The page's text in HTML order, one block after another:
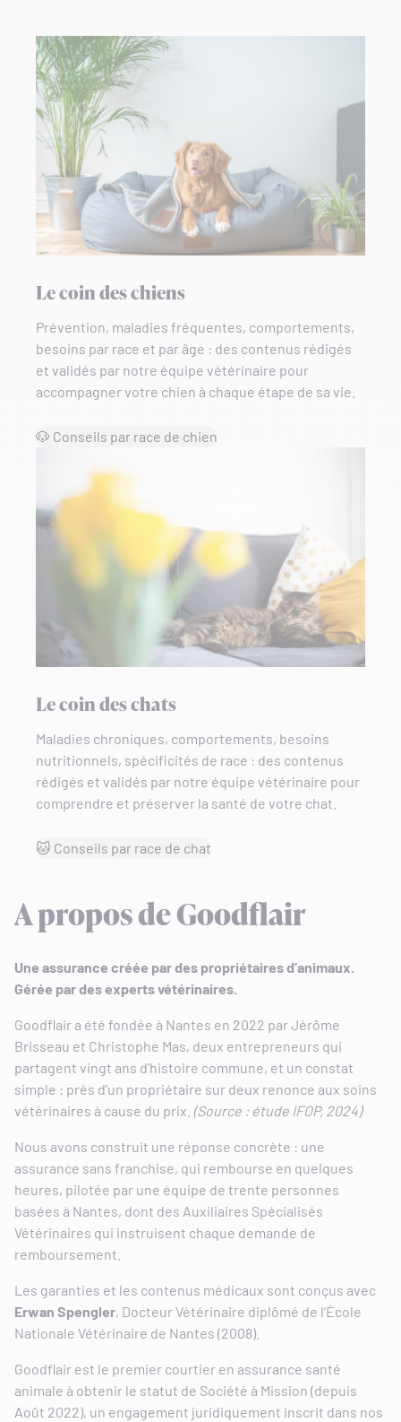
Le coin des chiens
Prévention, maladies fréquentes, comportements,
besoins par race et par âge : des contenus rédigés
et validés par notre équipe vétérinaire pour
accompagner votre chien à chaque étape de sa vie.
🐶 Conseils par race de chien
Le coin des chats
Maladies chroniques, comportements, besoins
nutritionnels, spécificités de race : des contenus
rédigés et validés par notre équipe vétérinaire pour
comprendre et préserver la santé de votre chat.
🐱 Conseils par race de chat
A propos de Goodflair
Une assurance créée par des propriétaires d’animaux.
Gérée par des experts vétérinaires.
Goodflair a été fondée à Nantes en 2022 par Jérôme
Brisseau et Christophe Mas, deux entrepreneurs qui
partagent vingt ans d’histoire commune, et un constat
simple : près d’un propriétaire sur deux renonce aux soins
vétérinaires à cause du prix. (Source : étude IFOP, 2024)
Nous avons construit une réponse concrète : une
assurance sans franchise, qui rembourse en quelques
heures, pilotée par une équipe de trente personnes
basées à Nantes, dont des Auxiliaires Spécialisés
Vétérinaires qui instruisent chaque demande de
remboursement.
Les garanties et les contenus médicaux sont conçus avec
Erwan Spengler, Docteur Vétérinaire diplômé de l’École
Nationale Vétérinaire de Nantes (2008).
Goodflair est le premier courtier en assurance santé
animale à obtenir le statut de Société à Mission (depuis
Août 2022), un engagement juridiquement inscrit dans nos